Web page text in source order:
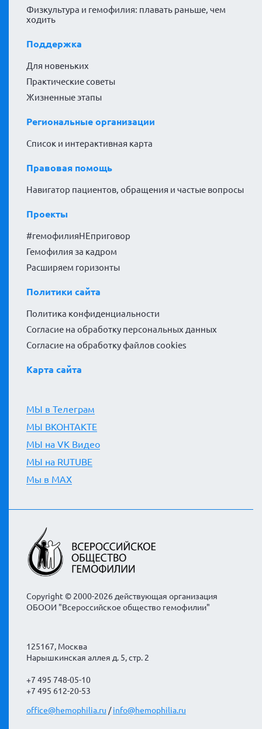
Физкультура и гемофилия: плавать раньше, чем
ходить
Поддержка
Для новеньких
Практические советы
Жизненные этапы
Региональные организации
Список и интерактивная карта
Правовая помощь
Навигатор пациентов, обращения и частые вопросы
Проекты
#гемофилияНЕприговор
Гемофилия за кадром
Расширяем горизонты
Политики сайта
Политика конфиденциальности
Согласие на обработку персональных данных
Согласие на обработку файлов cookies
Карта сайта
МЫ в Телеграм
МЫ ВКОНТАКТЕ
МЫ на VK Видео
МЫ на RUTUBE
Мы в MAX
Copyright © 2000-2026 действующая организация
ОБООИ "Всероссийское общество гемофилии"
125167, Москва
Нарышкинская аллея д. 5, стр. 2
+7 495 748-05-10
+7 495 612-20-53
office@hemophilia.ru /info@hemophilia.ru